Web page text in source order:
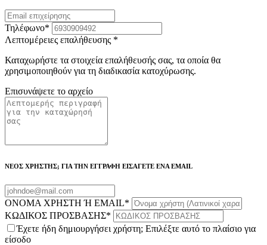
Τηλέφωνο*
Λεπτομέρειες επαλήθευσης *
Καταχωρήστε τα στοιχεία επαλήθευσής σας, τα οποία θα
χρησιμοποιηθούν για τη διαδικασία κατοχύρωσης.
Επισυνάψετε το αρχείο
ΝΕΟΣ ΧΡΗΣΤΗΣ; ΓΙΑ ΤΗΝ ΕΓΓΡΑΦΗ ΕΙΣΑΓΕΤΕ ΕΝΑ EMAIL
ΟΝΟΜΑ ΧΡΗΣΤΗ Ή EMAIL*
ΚΩΔΙΚΟΣ ΠΡΟΣΒΑΣΗΣ*
Έχετε ήδη δημιουργήσει χρήστη; Επιλέξτε αυτό το πλαίσιο για
είσοδο